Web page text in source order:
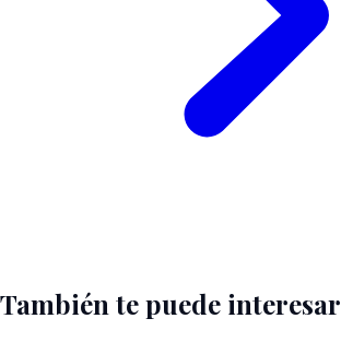
También te puede interesar